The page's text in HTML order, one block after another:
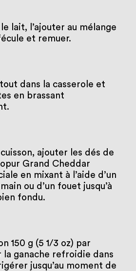
lait, l’ajouter au mélange
et remuer.
dans la casserole et
en brassant
ajouter les dés de
Grand Cheddar
en mixant à l’aide d’un
ou d’un fouet jusqu’à
fondu.
150 g (5 1/3 oz) par
la ganache refroidie dans
jusqu’au moment de